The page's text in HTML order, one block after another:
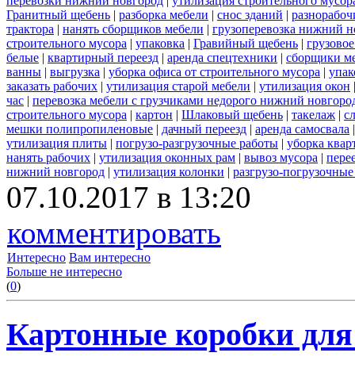
Гранитный щебень | разборка мебели | снос зданий |
трактора | нанять сборщиков мебели | грузоперевозка нижний
строительного мусора | упаковка | Гравийный щебень |
белые | квартирный переезд | аренда спецтехники | сборщики
ванны | выгрузка | уборка офиса от строительного мусора |
заказать рабочих | утилизация старой мебели | утилизация окон
час | перевозка мебели с грузчиками недорого нижний
строительного мусора | картон | Шлаковый щебень | такелаж |
мешки полипропиленовые | дачный переезд | аренда самосвала
утилизация плиты | погрузо-разгрузочные работы | уборка
нанять рабочих | утилизация оконных рам | вывоз мусора |
нижний новгород | утилизация колонки | разгрузо-
07.10.2017 в 13:20
комментировать
Интересно Вам интересно
Больше не интересно
(0)
Картонные коробки для